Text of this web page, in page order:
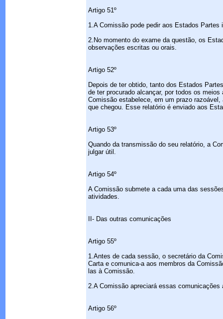
Artigo 51º
1.A Comissão pode pedir aos Estados
2.No momento do exame da questão, os
observações escritas ou orais.
Artigo 52º
Depois de ter obtido, tanto dos Estados
de ter procurado alcançar, por todos os
Comissão estabelece, em um prazo
que chegou. Esse relatório é enviado aos
Artigo 53º
Quando da transmissão do seu relatório, a
julgar útil.
Artigo 54º
A Comissão submete a cada uma das
atividades.
II- Das outras comunicações
Artigo 55º
1.Antes de cada sessão, o secretário da
Carta e comunica-a aos membros da
las à Comissão.
2.A Comissão apreciará essas
Artigo 56º